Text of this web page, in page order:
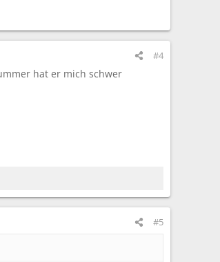
#4
hat er mich schwer
#5